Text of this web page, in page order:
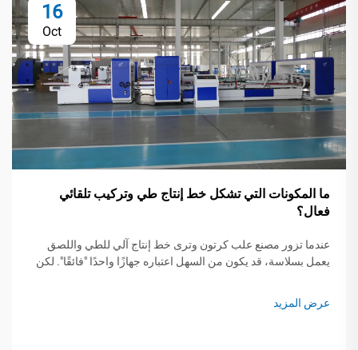
16
Oct
ما المكونات التي تشكل خط إنتاج طي وتركيب تلقائي
فعال؟
عندما تزور مصنع علب كرتون وترى خط إنتاج آلي للطي واللصق
يعمل بسلاسة، قد يكون من السهل اعتباره جهازًا واحدًا "فائقًا". لكن
عرض المزيد